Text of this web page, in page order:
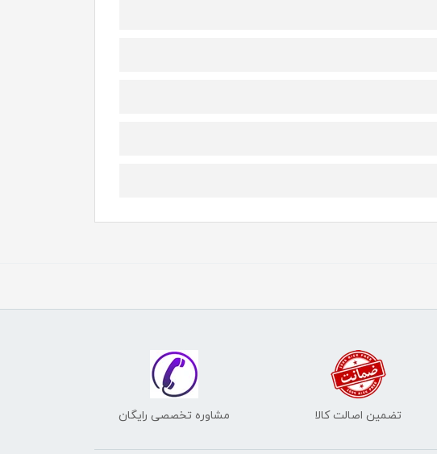
تضمین اصالت کالا مشاوره تخصصی رایگان